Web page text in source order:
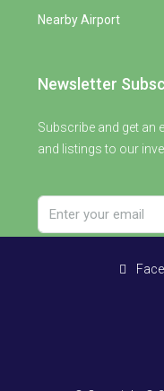
Nearby Airport
Newsletter
Subscribe and get an
and listings to our